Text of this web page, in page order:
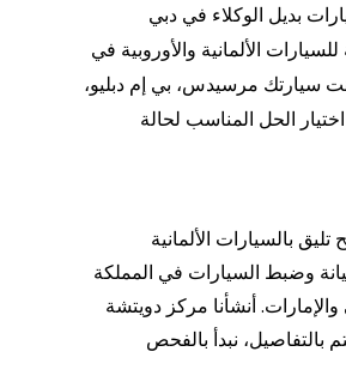
بديل الوكلاء في دبي
الألمانية والأوروبية في
سيارتك مرسيدس، بي إم دبليو،
الحل المناسب لحالة
بالسيارات الألمانية
تمتد لأكثر من 33 عامًا في صيانة وضبط السيارات في المملكة
والإمارات. أنشأنا مركز دويتشة
بالتفاصيل، نبدأ بالفحص